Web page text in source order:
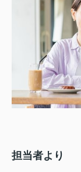
担当者より